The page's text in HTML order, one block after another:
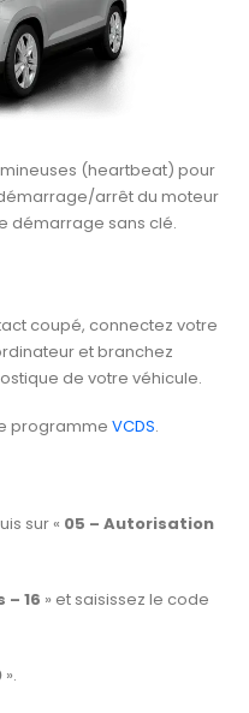
(heartbeat) pour
arrêt du moteur
démarrage sans clé.
coupé, connectez votre
et branchez
de votre véhicule.
programme VCDS.
sur « 05 – Autorisation
16 » et saisissez le code
».